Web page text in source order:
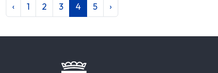
‹ 1 2 3 4 5 ›